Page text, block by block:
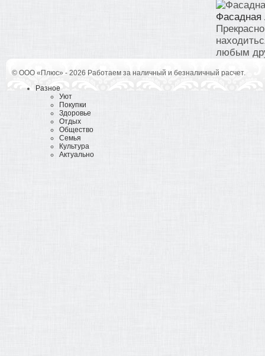
Фасадная
любым
© ООО «Плюс» - 2026 Работаем за наличный и безналичный расчет.
Разное
Уют
Покупки
Здоровье
Отдых
Общество
Семья
Культура
Актуально